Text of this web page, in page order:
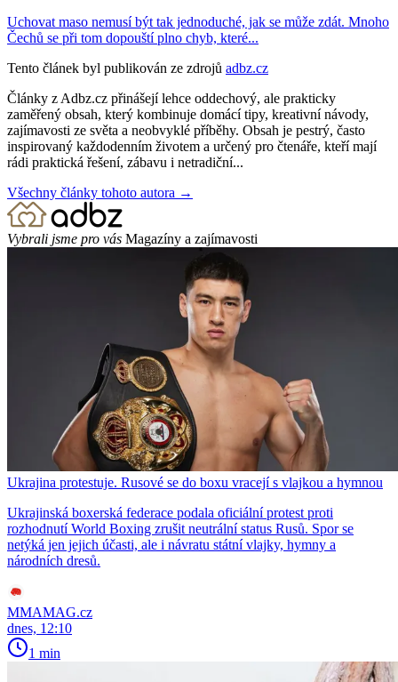
Uchovat maso nemusí být tak jednoduché, jak se může zdát. Mnoho
Čechů se při tom dopouští plno chyb, které...
Tento článek byl publikován ze zdrojů adbz.cz
Články z Adbz.cz přinášejí lehce oddechový, ale prakticky
zaměřený obsah, který kombinuje domácí tipy, kreativní návody,
zajímavosti ze světa a neobvyklé příběhy. Obsah je pestrý, často
inspirovaný každodenním životem a určený pro čtenáře, kteří mají
rádi praktická řešení, zábavu i netradiční...
Všechny články tohoto autora →
Vybrali jsme pro vás Magazíny a zajímavosti
Ukrajina protestuje. Rusové se do boxu vracejí s vlajkou a hymnou
Ukrajinská boxerská federace podala oficiální protest proti
rozhodnutí World Boxing zrušit neutrální status Rusů. Spor se
netýká jen jejich účasti, ale i návratu státní vlajky, hymny a
národních dresů.
MMAMAG.cz
dnes, 12:10
1 min